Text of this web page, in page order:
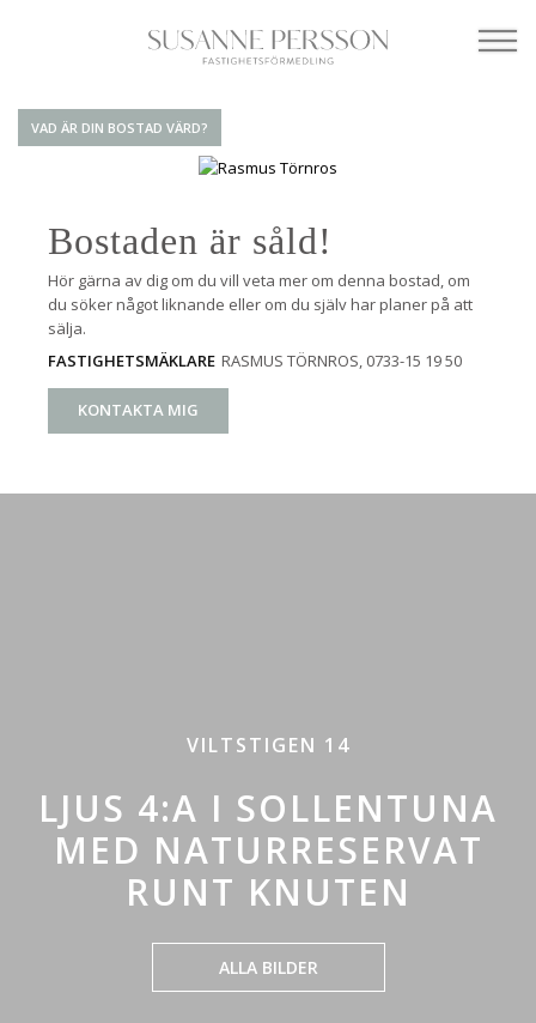
VAD ÄR DIN BOSTAD VÄRD?
Bostaden är såld!
Hör gärna av dig om du vill veta mer om denna bostad, om
du söker något liknande eller om du själv har planer på att
sälja.
FASTIGHETSMÄKLARE RASMUS TÖRNROS , 0733-15 19 50
KONTAKTA MIG
VILTSTIGEN 14
LJUS 4:A I SOLLENTUNA
MED NATURRESERVAT
RUNT KNUTEN
ALLA BILDER